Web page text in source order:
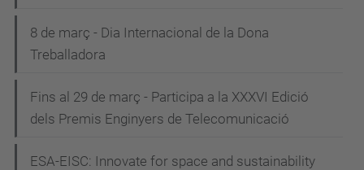
8 de març - Dia Internacional de la Dona
Treballadora
Fins al 29 de març - Participa a la XXXVI Edició
dels Premis Enginyers de Telecomunicació
ESA-EISC: Innovate for space and sustainability